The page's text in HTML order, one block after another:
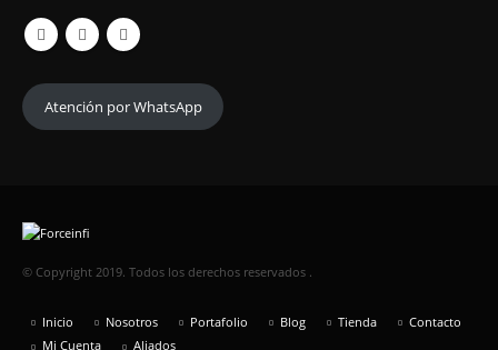
Atención por WhatsApp
© Copyright 2019. Todos los derechos reservados .
Inicio Nosotros Portafolio Blog Tienda
Contacto
Mi Cuenta
Aliados